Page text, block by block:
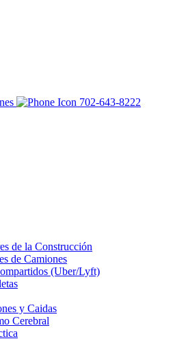
702-643-8222
de la Construcción
de Camiones
(Uber/Lyft)
y Caidas
Cerebral